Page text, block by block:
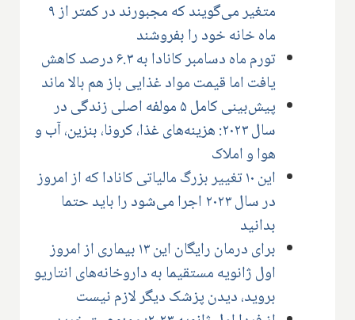
متغیر می‌گویند که مجبورند در کمتر از ۹
ماه خانه خود را بفروشند
تورم ماه دسامبر کانادا به ۶.۳ درصد کاهش
یافت اما قیمت مواد غذایی باز هم بالا ماند
پیش‌بینی کامل ۵ مولفه اصلی زندگی در
سال ۲۰۲۳: هزینه‌های غذا، کرونا، بنزین، آب و
هوا و املاک
این ۱۰ تغییر بزرگ مالیاتی کانادا که از امروز
در سال ۲۰۲۳ اجرا می‌شود را باید حتما
بدانید
برای درمان رایگان این ۱۳ بیماری از امروز
اول ژانویه مستقیما به داروخانه‌های انتاریو
بروید، دیدن پزشک دیگر لازم نیست